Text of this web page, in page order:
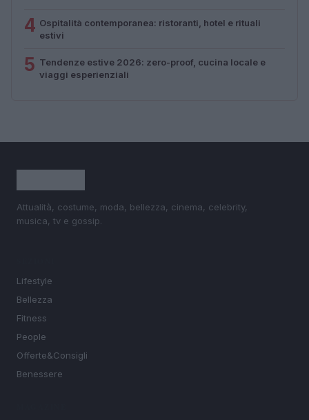
4 Ospitalità contemporanea: ristoranti, hotel e rituali
estivi
5 Tendenze estive 2026: zero-proof, cucina locale e
viaggi esperienziali
Attualità, costume, moda, bellezza, cinema, celebrity,
musica, tv e gossip.
Lifestyle
Bellezza
Fitness
People
Offerte&Consigli
Benessere